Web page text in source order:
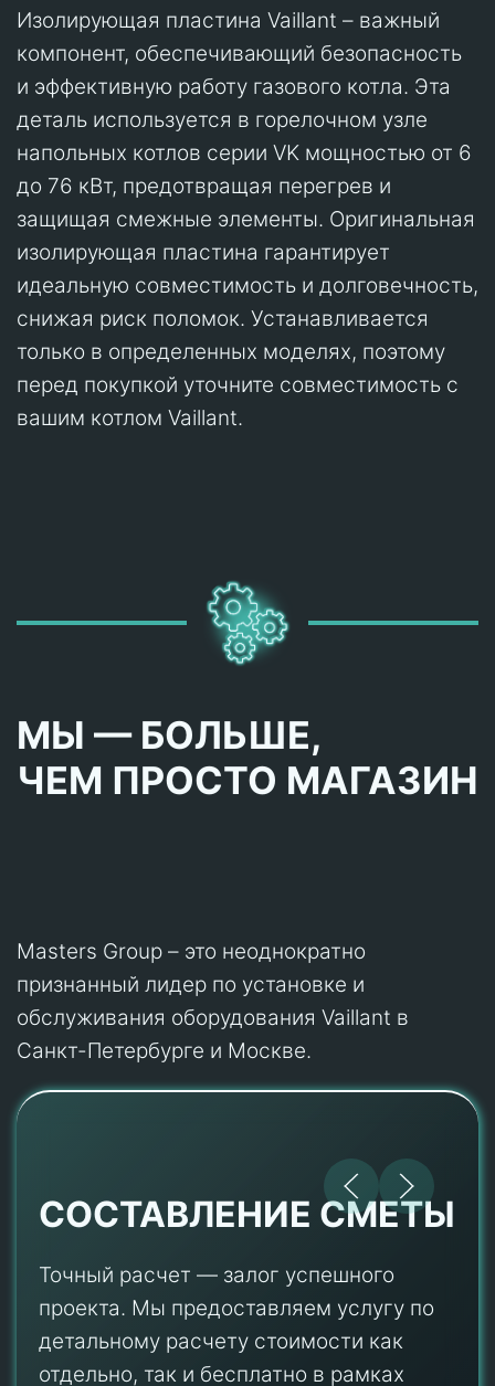
Изолирующая пластина Vaillant – важный
компонент, обеспечивающий безопасность
и эффективную работу газового котла. Эта
деталь используется в горелочном узле
напольных котлов серии VK мощностью от 6
до 76 кВт, предотвращая перегрев и
защищая смежные элементы. Оригинальная
изолирующая пластина гарантирует
идеальную совместимость и долговечность,
снижая риск поломок. Устанавливается
только в определенных моделях, поэтому
перед покупкой уточните совместимость с
вашим котлом Vaillant.
МЫ — БОЛЬШЕ,
ЧЕМ ПРОСТО МАГАЗИН
Masters Group – это неоднократно
признанный лидер по установке и
обслуживания оборудования Vaillant в
Санкт-Петербурге и Москве.
СОСТАВЛЕНИЕ СМЕТЫ
Точный расчет — залог успешного
проекта. Мы предоставляем услугу по
детальному расчету стоимости как
отдельно, так и бесплатно в рамках